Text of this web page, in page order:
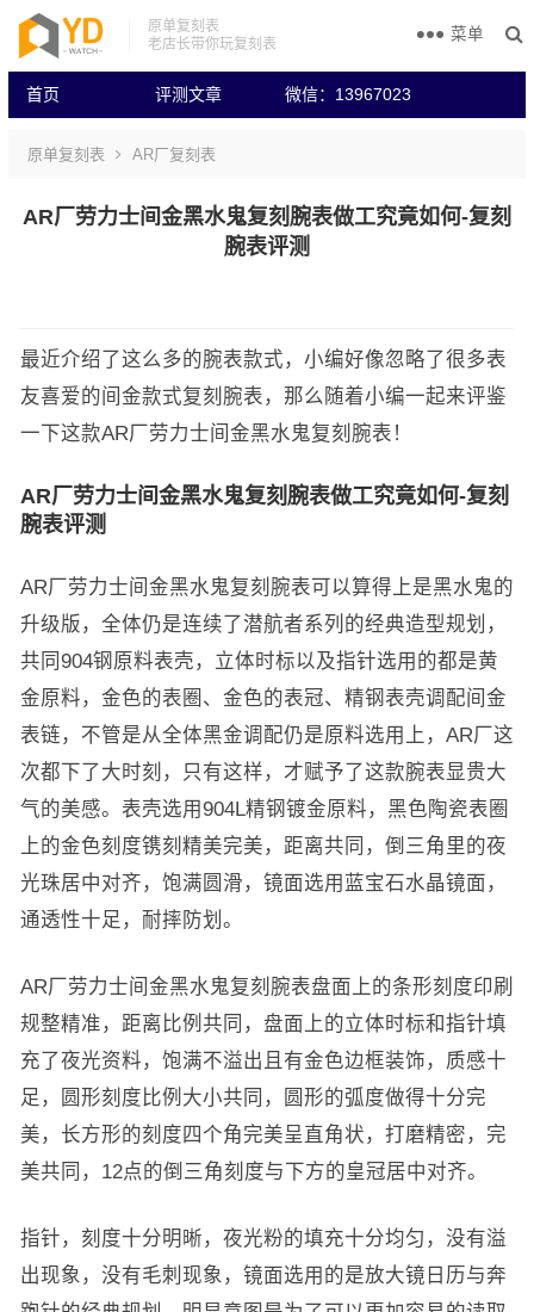
原单复刻表
老店长带你玩复刻表
首页 评测文章 微信：13967023
菜单
原单复刻表 AR厂复刻表
AR厂劳力士间金黑水鬼复刻腕表做工究竟如何-复刻
腕表评测
最近介绍了这么多的腕表款式，小编好像忽略了很多表
友喜爱的间金款式复刻腕表，那么随着小编一起来评鉴
一下这款AR厂劳力士间金黑水鬼复刻腕表！
AR厂劳力士间金黑水鬼复刻腕表做工究竟如何-复刻
腕表评测
AR厂劳力士间金黑水鬼复刻腕表可以算得上是黑水鬼的
升级版，全体仍是连续了潜航者系列的经典造型规划，
共同904钢原料表壳，立体时标以及指针选用的都是黄
金原料，金色的表圈、金色的表冠、精钢表壳调配间金
表链，不管是从全体黑金调配仍是原料选用上，AR厂这
次都下了大时刻，只有这样，才赋予了这款腕表显贵大
气的美感。表壳选用904L精钢镀金原料，黑色陶瓷表圈
上的金色刻度镌刻精美完美，距离共同，倒三角里的夜
光珠居中对齐，饱满圆滑，镜面选用蓝宝石水晶镜面，
通透性十足，耐摔防划。
AR厂劳力士间金黑水鬼复刻腕表盘面上的条形刻度印刷
规整精准，距离比例共同，盘面上的立体时标和指针填
充了夜光资料，饱满不溢出且有金色边框装饰，质感十
足，圆形刻度比例大小共同，圆形的弧度做得十分完
美，长方形的刻度四个角完美呈直角状，打磨精密，完
美共同，12点的倒三角刻度与下方的皇冠居中对齐。
指针，刻度十分明晰，夜光粉的填充十分均匀，没有溢
出现象，没有毛刺现象，镜面选用的是放大镜日历与奔